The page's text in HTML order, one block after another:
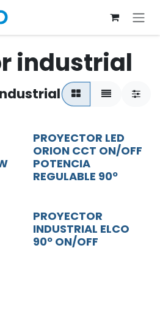
industrial
NOVEDAD
PROYECTOR LED
ORION CCT ON/OFF
POTENCIA
REGULABLE 90º
PROYECTOR
INDUSTRIAL ELCO
90º ON/OFF